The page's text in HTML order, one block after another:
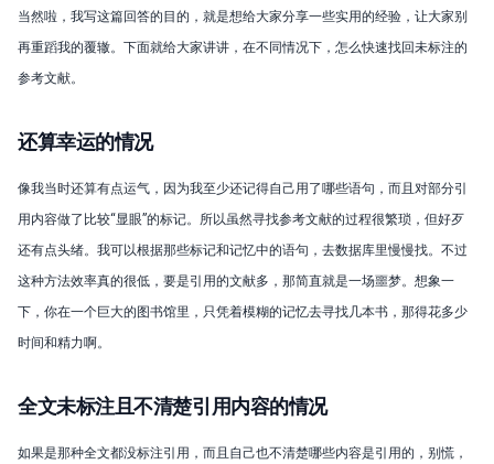
当然啦，我写这篇回答的目的，就是想给大家分享一些实用的经验，让大家别
再重蹈我的覆辙。下面就给大家讲讲，在不同情况下，怎么快速找回未标注的
参考文献。
还算幸运的情况
像我当时还算有点运气，因为我至少还记得自己用了哪些语句，而且对部分引
用内容做了比较“显眼”的标记。所以虽然寻找参考文献的过程很繁琐，但好歹
还有点头绪。我可以根据那些标记和记忆中的语句，去数据库里慢慢找。不过
这种方法效率真的很低，要是引用的文献多，那简直就是一场噩梦。想象一
下，你在一个巨大的图书馆里，只凭着模糊的记忆去寻找几本书，那得花多少
时间和精力啊。
全文未标注且不清楚引用内容的情况
如果是那种全文都没标注引用，而且自己也不清楚哪些内容是引用的，别慌，